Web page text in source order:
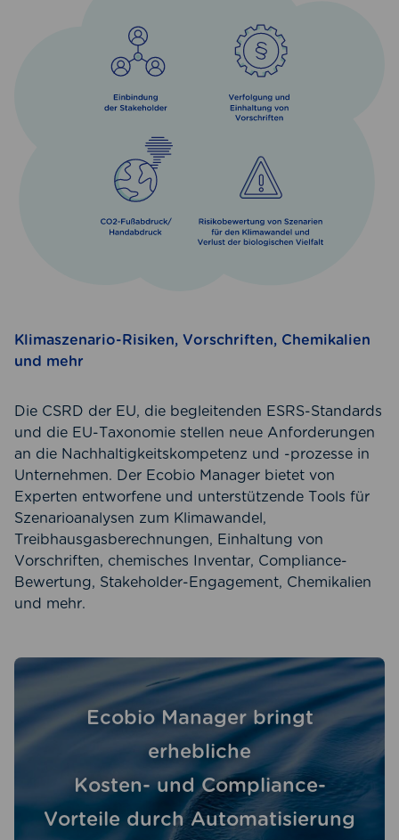
Klimaszenario-Risiken, Vorschriften, Chemikalien
und mehr
Die CSRD der EU, die begleitenden ESRS-Standards
und die EU-Taxonomie stellen neue Anforderungen
an die Nachhaltigkeitskompetenz und -prozesse in
Unternehmen. Der Ecobio Manager bietet von
Experten entworfene und unterstützende Tools für
Szenarioanalysen zum Klimawandel,
Treibhausgasberechnungen, Einhaltung von
Vorschriften, chemisches Inventar, Compliance-
Bewertung, Stakeholder-Engagement, Chemikalien
und mehr.
Ecobio Manager bringt
erhebliche
Kosten- und Compliance-
Vorteile durch Automatisierung